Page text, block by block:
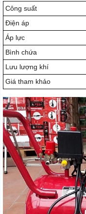
Công suất
Điện áp
Áp lực
Bình chứa
Lưu lượng khí
Giá tham khảo